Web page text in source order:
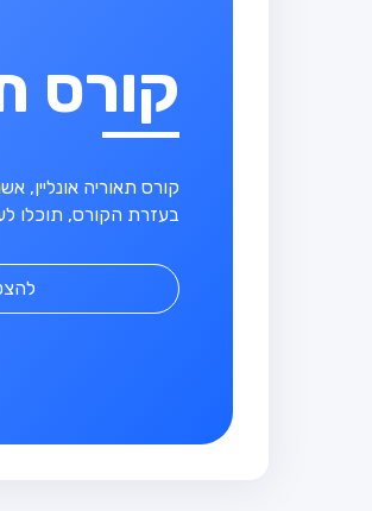
קורס
קורס תאוריה
בעזרת הקורס, תוכלו